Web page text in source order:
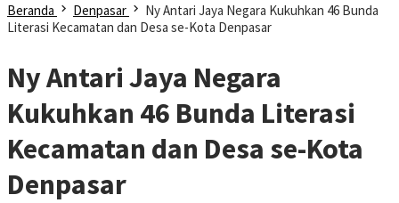
Beranda Denpasar
Ny Antari Jaya Negara Kukuhkan 46 Bunda
Literasi Kecamatan dan Desa se-Kota Denpasar
Ny Antari Jaya Negara
Kukuhkan 46 Bunda Literasi
Kecamatan dan Desa se-Kota
Denpasar